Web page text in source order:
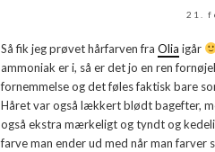
21.
Så fik jeg prøvet hårfarven fra Olia igår
ammoniak er i, så er det jo en ren
fornemmelse og det føles faktisk bare
Håret var også lækkert blødt bagefter,
også ekstra mærkeligt og tyndt og
farve man ender ud med når man